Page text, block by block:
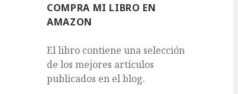
COMPRA MI LIBRO EN
AMAZON
El libro contiene una selección
de los mejores artículos
publicados en el blog.